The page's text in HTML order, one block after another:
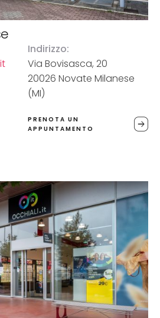
Indirizzo:
Via Bovisasca, 20
20026 Novate Milanese
(MI)
PRENOTA UN
APPUNTAMENTO